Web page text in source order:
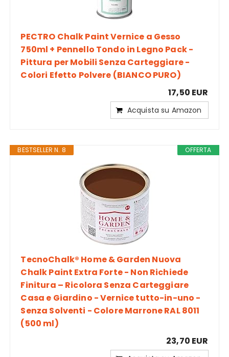
PECTRO Chalk Paint Vernice a Gesso
750ml + Pennello Tondo in Legno Pack -
Pittura per Mobili Senza Carteggiare -
Colori Efetto Polvere (BIANCO PURO)
17,50 EUR
Acquista su Amazon
OFFERTA
BESTSELLER N. 8
TecnoChalk® Home & Garden Nuova
Chalk Paint Extra Forte - Non Richiede
Finitura – Ricolora Senza Carteggiare
Casa e Giardino - Vernice tutto-in-uno -
Senza Solventi - Colore Marrone RAL 8011
(500 ml)
23,70 EUR